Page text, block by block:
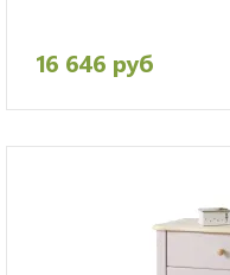
16 646 руб